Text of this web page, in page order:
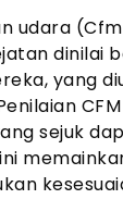
udara
dinilai
yang
sejuk